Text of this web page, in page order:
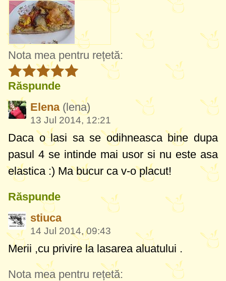
Nota mea pentru rețetă:
Răspunde
Elena (lena)
13 Jul 2014, 12:21
Daca o lasi sa se odihneasca bine dupa
pasul 4 se intinde mai usor si nu este asa
elastica :) Ma bucur ca v-o placut!
Răspunde
stiuca
14 Jul 2014, 09:43
Merii ,cu privire la lasarea aluatului .
Nota mea pentru rețetă: